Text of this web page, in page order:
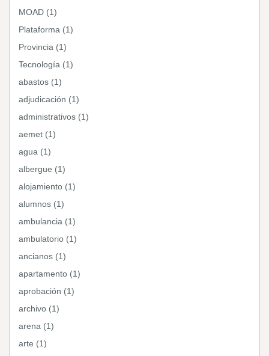
MOAD (1)
Plataforma (1)
Provincia (1)
Tecnología (1)
abastos (1)
adjudicación (1)
administrativos (1)
aemet (1)
agua (1)
albergue (1)
alojamiento (1)
alumnos (1)
ambulancia (1)
ambulatorio (1)
ancianos (1)
apartamento (1)
aprobación (1)
archivo (1)
arena (1)
arte (1)